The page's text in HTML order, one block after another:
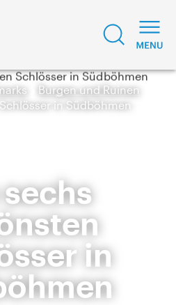
Burgen und Ruinen
in Südböhmen
in